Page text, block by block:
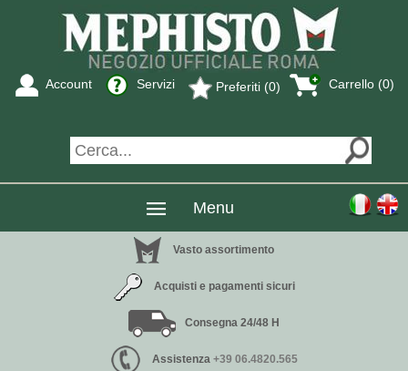
Carrello (0)
Preferiti (0)
Servizi
Account
Menu
Vasto assortimento
Acquisti e pagamenti sicuri
Consegna 24/48 H
Assistenza +39 06.4820.565